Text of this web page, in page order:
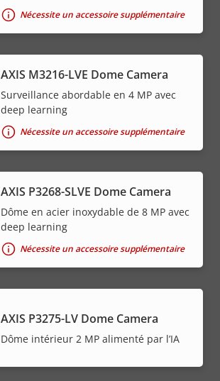
Nécessite un accessoire supplémentaire
AXIS M3216-LVE Dome Camera
Surveillance abordable en 4 MP avec
deep learning
Nécessite un accessoire supplémentaire
AXIS P3268-SLVE Dome Camera
Dôme en acier inoxydable de 8 MP avec
deep learning
Nécessite un accessoire supplémentaire
AXIS P3275-LV Dome Camera
Dôme intérieur 2 MP alimenté par l’IA